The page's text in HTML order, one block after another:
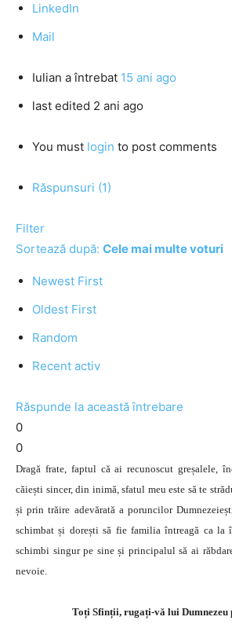
LinkedIn
Mail
Iulian a întrebat 15 ani ago
last edited 2 ani ago
You must login to post comments
Răspunsuri (1)
Filter
Sortează după: Cele mai multe voturi
Newest First
Oldest First
Random
Recent activ
Răspunde la această întrebare
0
0
Dragă frate, faptul că ai recunoscut greșalele,
căiești sincer, din inimă, sfatul meu este să te
și prin trăire adevărată a poruncilor
schimbat și dorești să fie familia întreagă ca la
schimbi singur pe sine și principalul să ai
nevoie.
Toți Sfinții, rugați-vă lui Dumnezeu